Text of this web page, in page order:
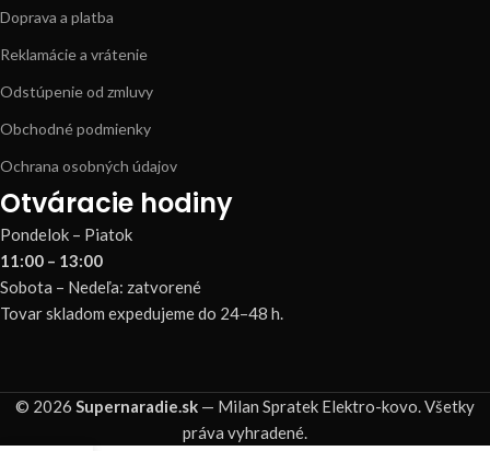
Doprava a platba
Reklamácie a vrátenie
Odstúpenie od zmluvy
Obchodné podmienky
Ochrana osobných údajov
Otváracie hodiny
Pondelok – Piatok
11:00 – 13:00
Sobota – Nedeľa: zatvorené
Tovar skladom expedujeme do 24–48 h.
© 2026 Supernaradie.sk — Milan Spratek Elektro-kovo. Všetky
práva vyhradené.